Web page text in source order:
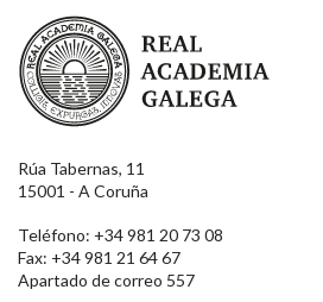
Real Academia Galega
Rúa Tabernas, 11
15001 - A Coruña
Teléfono: +34 981 20 73 08
Fax: +34 981 21 64 67
Apartado de correo 557